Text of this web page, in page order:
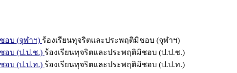
อบ (จุฬาฯ) ร้องเรียนทุจริตและประพฤติมิชอบ (จุฬาฯ)
อบ (ป.ป.ช.) ร้องเรียนทุจริตและประพฤติมิชอบ (ป.ป.ช.)
อบ (ป.ป.ท.) ร้องเรียนทุจริตและประพฤติมิชอบ (ป.ป.ท.)